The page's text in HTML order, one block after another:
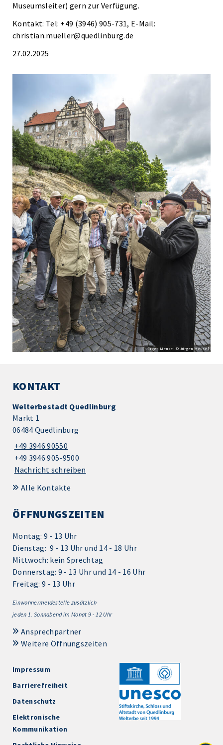
Museumsleiter) gern zur Verfügung.
Kontakt: Tel: +49 (3946) 905-731, E-Mail:
christian.mueller@quedlinburg.de
27.02.2025
Jürgen Meusel © Jürgen Meusel
KONTAKT
Welterbestadt Quedlinburg
Markt 1
06484 Quedlinburg
+49 3946 90550
+49 3946 905-9500
Nachricht schreiben
Alle Kontakte
ÖFFNUNGSZEITEN
Montag: 9 - 13 Uhr
Dienstag: 9 - 13 Uhr und 14 - 18 Uhr
Mittwoch: kein Sprechtag
Donnerstag: 9 - 13 Uhr und 14 - 16 Uhr
Freitag: 9 - 13 Uhr
Einwohnermeldestelle zusätzlich
jeden 1. Sonnabend im Monat 9 - 12 Uhr
Ansprechpartner
Weitere Öffnungszeiten
Impressum
Barrierefreiheit
Datenschutz
Elektronische
Kommunikation